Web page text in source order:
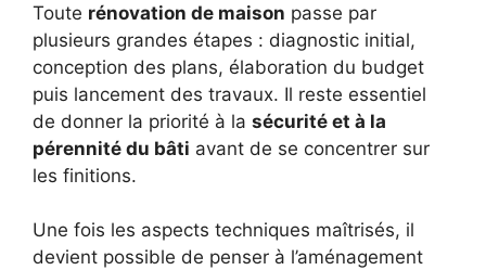
Toute rénovation de maison passe par
plusieurs grandes étapes : diagnostic initial,
conception des plans, élaboration du budget
puis lancement des travaux. Il reste essentiel
de donner la priorité à la sécurité et à la
pérennité du bâti avant de se concentrer sur
les finitions.
Une fois les aspects techniques maîtrisés, il
devient possible de penser à l’aménagement